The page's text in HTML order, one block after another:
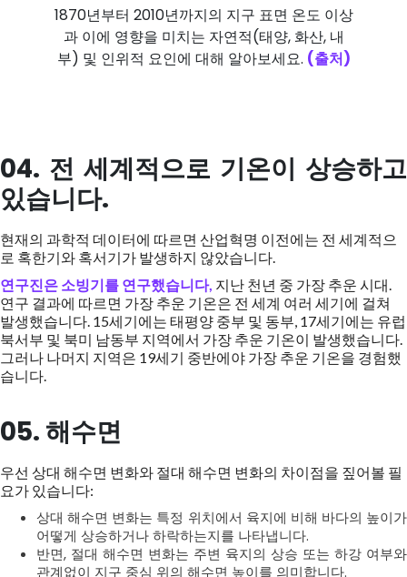
1870년부터 2010년까지의 지구 표면 온도 이상
과 이에 영향을 미치는 자연적(태양, 화산, 내
부) 및 인위적 요인에 대해 알아보세요. (출처)
04. 전 세계적으로 기온이 상승하고
있습니다.
현재의 과학적 데이터에 따르면 산업혁명 이전에는 전 세계적으
로 혹한기와 혹서기가 발생하지 않았습니다.
연구진은 소빙기를 연구했습니다, 지난 천년 중 가장 추운 시대.
연구 결과에 따르면 가장 추운 기온은 전 세계 여러 세기에 걸쳐
발생했습니다. 15세기에는 태평양 중부 및 동부, 17세기에는 유럽
북서부 및 북미 남동부 지역에서 가장 추운 기온이 발생했습니다.
그러나 나머지 지역은 19세기 중반에야 가장 추운 기온을 경험했
습니다.
05. 해수면
우선 상대 해수면 변화와 절대 해수면 변화의 차이점을 짚어볼 필
요가 있습니다:
상대 해수면 변화는 특정 위치에서 육지에 비해 바다의 높이가
어떻게 상승하거나 하락하는지를 나타냅니다.
반면, 절대 해수면 변화는 주변 육지의 상승 또는 하강 여부와
관계없이 지구 중심 위의 해수면 높이를 의미합니다.